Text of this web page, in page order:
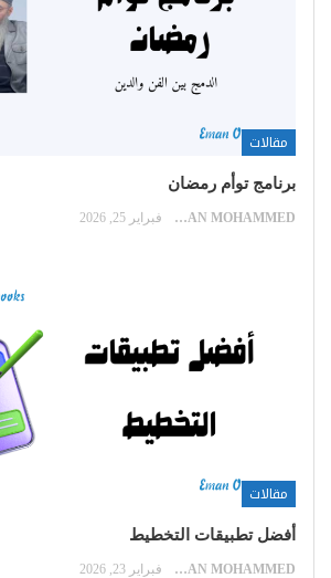
مقالات
برنامج توأم رمضان
EMAN MOHAMMED فبراير 25, 2026
مقالات
أفضل تطبيقات التخطيط
EMAN MOHAMMED فبراير 23, 2026